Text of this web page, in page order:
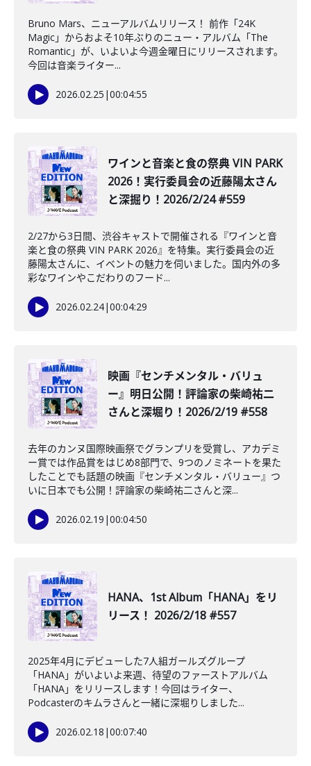
Bruno Mars、ニューアルバムリリース！ 前作「24K
Magic」からおよそ10年ぶりのニュー・アルバム「The
Romantic」が、いよいよ今週金曜日にリリースされます。
今回は音楽ライター...
2026.02.25 |00:04:55
️ワインと音楽と食の祭典 VIN PARK
2026！実行委員会の近藤陽太さん
と深掘り！2026/2/24 #559
2/27から3日間、渋谷キャストで開催される『ワインと音
楽と食の祭典 VIN PARK 2026』を特集。実行委員会の近
藤陽太さんに、イベントの魅力を伺いました。国内外の多
彩なワインやこだわりのフード...
2026.02.24|00:04:29
映画『センチメンタル・バリュ
ー』明日公開！評論家の柴崎祐二
さんと深堀り！2026/2/19 #558
去年のカンヌ国際映画祭でグランプリを受賞し、アカデミ
ー賞では作品賞をはじめ8部門で、9つのノミネートを果た
したことでも話題の映画『センチメンタル・バリュー』つ
いに日本でも公開！評論家の柴崎祐二さんと深...
2026.02.19 |00:04:50
HANA、1st Album「HANA」をリ
リース！ 2026/2/18 #557
2025年4月にデビューした7人組ガールズグループ
「HANA」がいよいよ来週、待望のファーストアルバム
「HANA」をリリースします！今回はライター、
Podcasterのキムラさんと一緒に深堀りしました...
2026.02.18 |00:07:40